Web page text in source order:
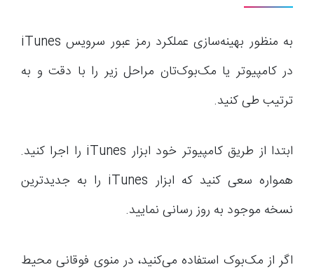
به منظور بهینه‌سازی عملکرد رمز عبور سرویس iTunes
در کامپیوتر یا مک‌بوک‌تان مراحل زیر را با دقت و به
ترتیب طی کنید.
ابتدا از طریق کامپیوتر خود ابزار iTunes را اجرا کنید.
همواره سعی کنید که ابزار iTunes را به جدیدترین
نسخه موجود به روز رسانی نمایید.
اگر از مک‌بوک استفاده می‌کنید، در منوی فوقانی محیط